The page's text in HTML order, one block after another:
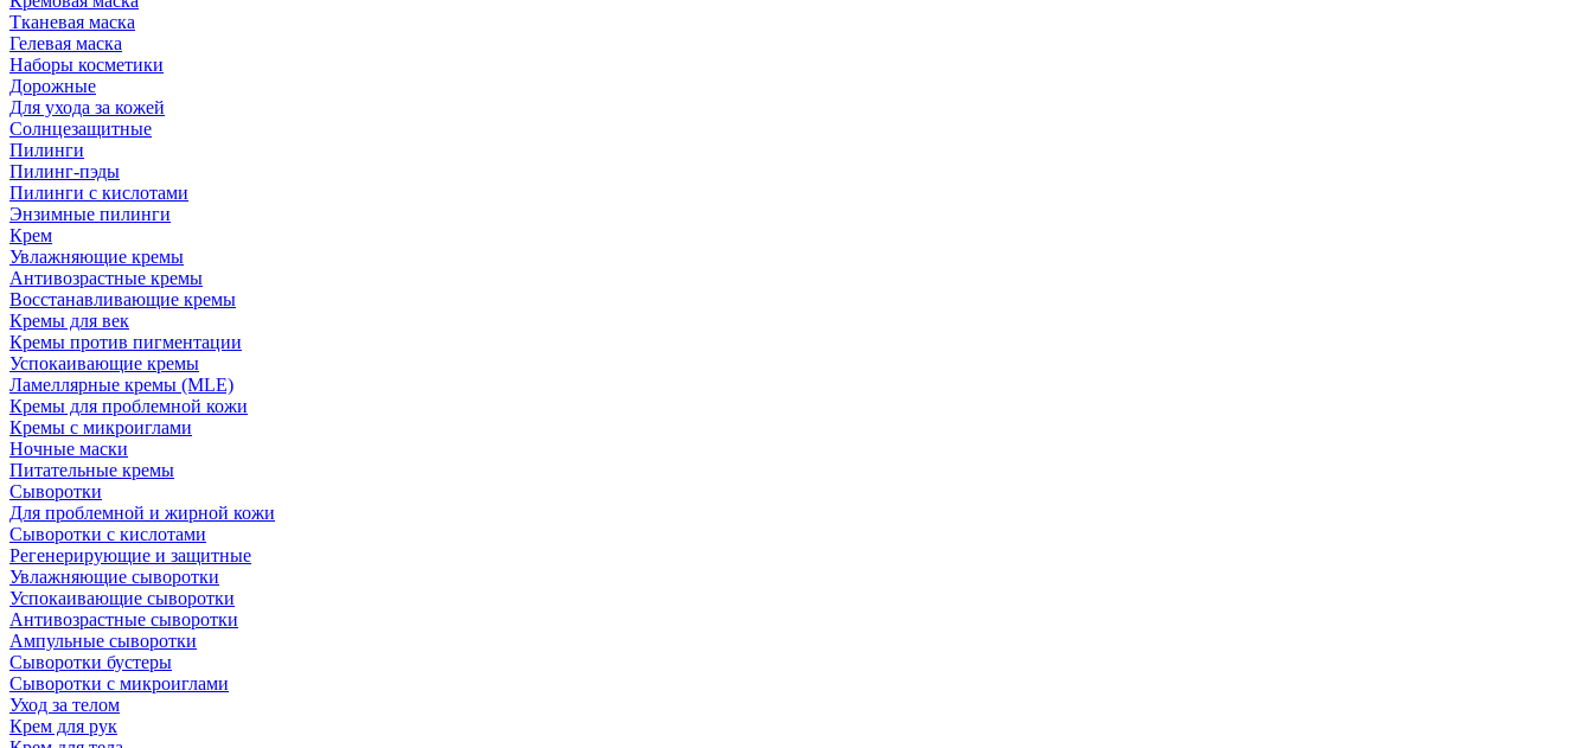
Тканевая маска
Гелевая маска
Наборы косметики
Дорожные
Для ухода за кожей
Солнцезащитные
Пилинги
Пилинг-пэды
Пилинги с кислотами
Энзимные пилинги
Крем
Увлажняющие кремы
Антивозрастные кремы
Восстанавливающие кремы
Кремы для век
Кремы против пигментации
Успокаивающие кремы
Ламеллярные кремы (MLE)
Кремы для проблемной кожи
Кремы с микроиглами
Ночные маски
Питательные кремы
Сыворотки
Для проблемной и жирной кожи
Сыворотки с кислотами
Регенерирующие и защитные
Увлажняющие сыворотки
Успокаивающие сыворотки
Антивозрастные сыворотки
Ампульные сыворотки
Сыворотки бустеры
Сыворотки с микроиглами
Уход за телом
Крем для рук